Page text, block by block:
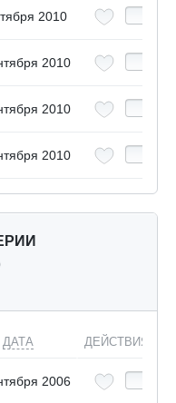
2010
2010
2010
2010
ДАТА ДЕЙСТВИЯ
2006